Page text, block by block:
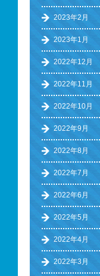
2023年2月
2023年1月
2022年12月
2022年11月
2022年10月
2022年9月
2022年8月
2022年7月
2022年6月
2022年5月
2022年4月
2022年3月